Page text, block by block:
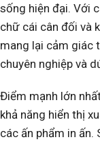
sống hiện đại. Với
chữ cái cân đối và
mang lại cảm giác
chuyên nghiệp và
Điểm mạnh lớn
khả năng hiển thị
các ấn phẩm in